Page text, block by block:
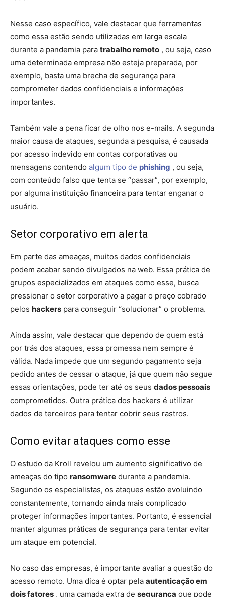
Nesse caso específico, vale destacar que ferramentas
como essa estão sendo utilizadas em larga escala
durante a pandemia para trabalho remoto , ou seja, caso
uma determinada empresa não esteja preparada, por
exemplo, basta uma brecha de segurança para
comprometer dados confidenciais e informações
importantes.
Também vale a pena ficar de olho nos e-mails. A segunda
maior causa de ataques, segunda a pesquisa, é causada
por acesso indevido em contas corporativas ou
mensagens contendo algum tipo de phishing , ou seja,
com conteúdo falso que tenta se “passar”, por exemplo,
por alguma instituição financeira para tentar enganar o
usuário.
Setor corporativo em alerta
Em parte das ameaças, muitos dados confidenciais
podem acabar sendo divulgados na web. Essa prática de
grupos especializados em ataques como esse, busca
pressionar o setor corporativo a pagar o preço cobrado
pelos hackers para conseguir “solucionar” o problema.
Ainda assim, vale destacar que dependo de quem está
por trás dos ataques, essa promessa nem sempre é
válida. Nada impede que um segundo pagamento seja
pedido antes de cessar o ataque, já que quem não segue
essas orientações, pode ter até os seus dados pessoais
comprometidos. Outra prática dos hackers é utilizar
dados de terceiros para tentar cobrir seus rastros.
Como evitar ataques como esse
O estudo da Kroll revelou um aumento significativo de
ameaças do tipo ransomware durante a pandemia.
Segundo os especialistas, os ataques estão evoluindo
constantemente, tornando ainda mais complicado
proteger informações importantes. Portanto, é essencial
manter algumas práticas de segurança para tentar evitar
um ataque em potencial.
No caso das empresas, é importante avaliar a questão do
acesso remoto. Uma dica é optar pela autenticação em
dois fatores , uma camada extra de segurança que pode